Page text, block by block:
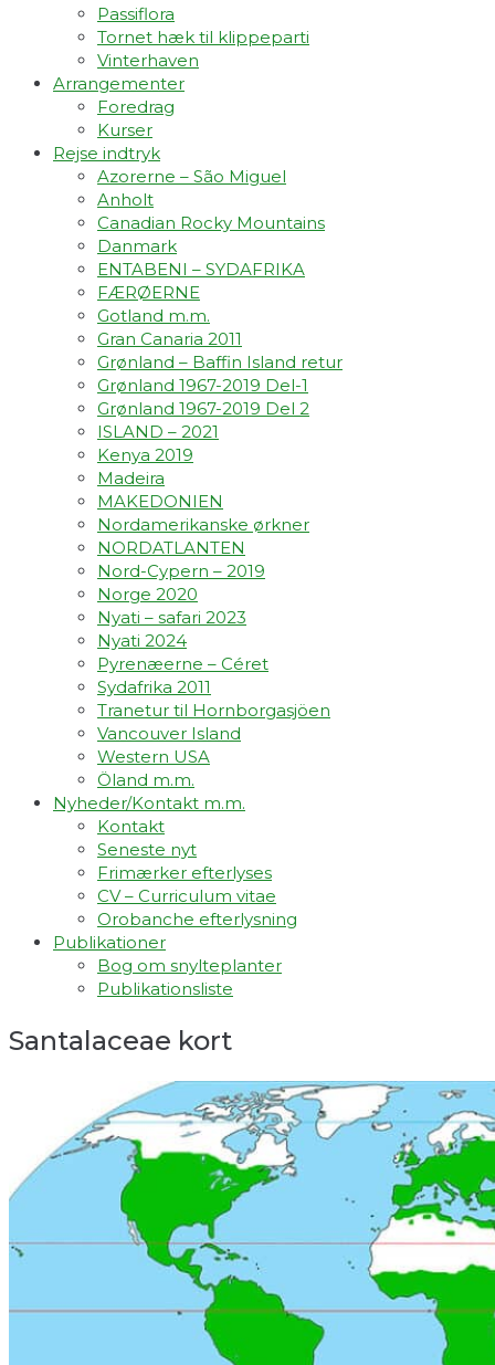
Passiflora
Tornet hæk til klippeparti
Vinterhaven
Arrangementer
Foredrag
Kurser
Rejse indtryk
Azorerne – São Miguel
Anholt
Canadian Rocky Mountains
Danmark
ENTABENI – SYDAFRIKA
FÆRØERNE
Gotland m.m.
Gran Canaria 2011
Grønland – Baffin Island retur
Grønland 1967-2019 Del-1
Grønland 1967-2019 Del 2
ISLAND – 2021
Kenya 2019
Madeira
MAKEDONIEN
Nordamerikanske ørkner
NORDATLANTEN
Nord-Cypern – 2019
Norge 2020
Nyati – safari 2023
Nyati 2024
Pyrenæerne – Céret
Sydafrika 2011
Tranetur til Hornborgasjöen
Vancouver Island
Western USA
Öland m.m.
Nyheder/Kontakt m.m.
Kontakt
Seneste nyt
Frimærker efterlyses
CV – Curriculum vitae
Orobanche efterlysning
Publikationer
Bog om snylteplanter
Publikationsliste
Santalaceae kort